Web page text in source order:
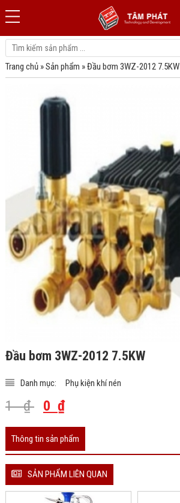
Trang chủ»Sản phẩm »Đầu bơm 3WZ-2012 7.5KW
Đầu bơm 3WZ-2012 7.5KW
Danh mục: Phụ kiện khí nén
1₫ 0 ₫
Thông tin sản phẩm
SẢN PHẨM LIÊN QUAN